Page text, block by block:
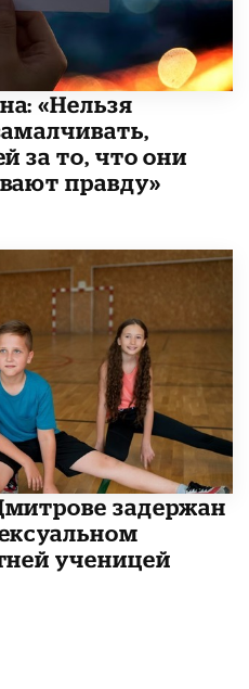
«Нельзя
за то, что они
правду»
задержан
ученицей